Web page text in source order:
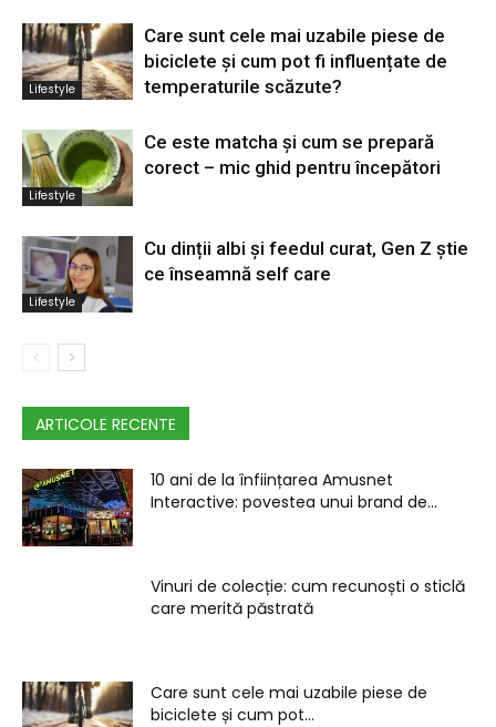
Lifestyle
Care sunt cele mai uzabile piese de
biciclete și cum pot fi influențate de
temperaturile scăzute?
Lifestyle
Ce este matcha și cum se prepară
corect – mic ghid pentru începători
Lifestyle
Cu dinții albi și feedul curat, Gen Z știe
ce înseamnă self care
ARTICOLE RECENTE
10 ani de la înființarea Amusnet
Interactive: povestea unui brand de...
Vinuri de colecție: cum recunoști o sticlă
care merită păstrată
Care sunt cele mai uzabile piese de
biciclete și cum pot...